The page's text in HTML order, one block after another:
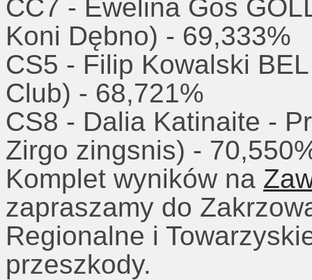
CC7 - Ewelina Gos
Koni Dębno) - 69,333%
CS5 - Filip Kowalski
Club) - 68,721%
CS8 - Dalia Katinaite -
Zirgo zingsnis) -
Komplet wyników na
zapraszamy do
Regionalne i
przeszkody.